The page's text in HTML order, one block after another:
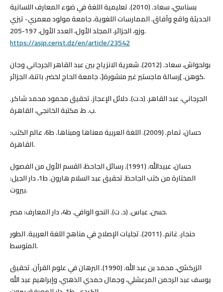
بسناسي، سعاد. (2010). تعليمية اللغة في ضوء المعارف اللسانية
الحديثة واقع وآفاق. الممارسات اللغوية، جامعة مولود معمري- تيزي
وزو، الجزائر، المجلد الأول، العدد الأول، 197-205.
https://asjp.cerist.dz/en/article/23542
بولحواش، سعاد. (2012). شعرية الانزياح بين عبد القاهر الجرجاني وجان
كوهن. ]رسالة ماجستير غير منشورة[، جامعة الحاج لخضر، باتنة، الجزائر.
الجرجاني، عبد القاهر. (د.ت). دلائل الإعجاز. تحقيق محمود محمد شاكر.
ب. ط، مكتبة الخانجي، القاهرة.
حسان، تمام. (2009). اللغة العربية معناها ومبناها. ط6، عالم الكتب:
القاهرة.
حسان، عبيدالله. (1991). رسائل الجاحظ، القسم الأول من الفصول
المختارة من كتب الجاحظ. تحقيق عبد السلام هارون. ط1، دار الجيل:
بيروت.
حسن، عباس. (د. ت). النحو الوافي. ط4، دار المعارف: مصر.
حنجار، غانم. (2011). تجليات الإصلاح في مناهج اللغة العربية. الطور
المتوسط.
الزركشي، محمد بن عبد الله. (1990). البرهان في علوم القرآن. تحقيق
يوسف عبد الرحمن المرعشلي، وجمال حمدي الذهبي، وإبراهيم عبد الله